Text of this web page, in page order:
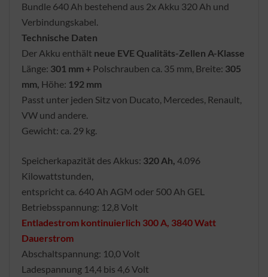
Bundle 640 Ah bestehend aus 2x Akku 320 Ah und
Verbindungskabel.
Technische Daten
Der Akku enthält neue EVE Qualitäts-Zellen A-Klasse
Länge: 301 mm + Polschrauben ca. 35 mm, Breite: 305
mm, Höhe: 192 mm
Passt unter jeden Sitz von Ducato, Mercedes, Renault,
VW und andere.
Gewicht: ca. 29 kg.
Speicherkapazität des Akkus: 320 Ah, 4.096
Kilowattstunden,
entspricht ca. 640 Ah AGM oder 500 Ah GEL
Betriebsspannung: 12,8 Volt
Entladestrom kontinuierlich 300 A, 3840 Watt
Dauerstrom
Abschaltspannung: 10,0 Volt
Ladespannung 14,4 bis 4,6 Volt